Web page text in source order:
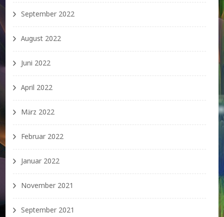
September 2022
August 2022
Juni 2022
April 2022
März 2022
Februar 2022
Januar 2022
November 2021
September 2021